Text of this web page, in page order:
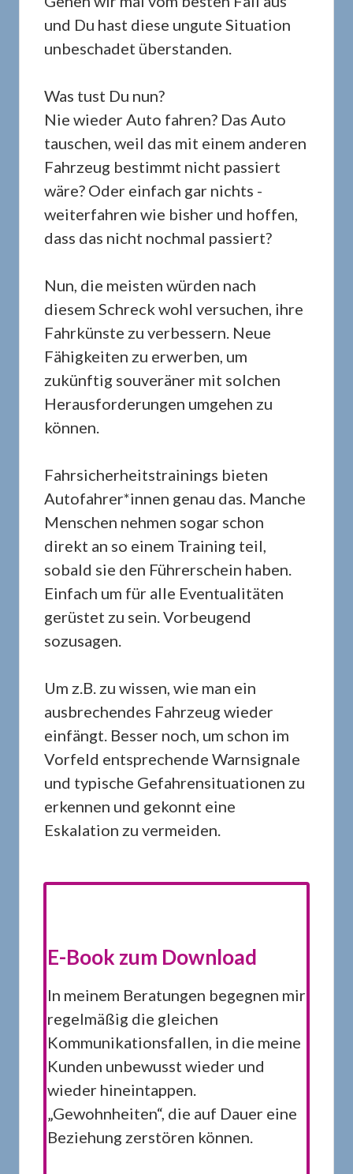
und Du hast diese ungute Situation
unbeschadet überstanden.
Was tust Du nun?
Nie wieder Auto fahren? Das Auto
tauschen, weil das mit einem anderen
Fahrzeug bestimmt nicht passiert
wäre? Oder einfach gar nichts -
weiterfahren wie bisher und hoffen,
dass das nicht nochmal passiert?
Nun, die meisten würden nach
diesem Schreck wohl versuchen, ihre
Fahrkünste zu verbessern. Neue
Fähigkeiten zu erwerben, um
zukünftig souveräner mit solchen
Herausforderungen umgehen zu
können.
Fahrsicherheitstrainings bieten
Autofahrer*innen genau das. Manche
Menschen nehmen sogar schon
direkt an so einem Training teil,
sobald sie den Führerschein haben.
Einfach um für alle Eventualitäten
gerüstet zu sein. Vorbeugend
sozusagen.
Um z.B. zu wissen, wie man ein
ausbrechendes Fahrzeug wieder
einfängt. Besser noch, um schon im
Vorfeld entsprechende Warnsignale
und typische Gefahrensituationen zu
erkennen und gekonnt eine
Eskalation zu vermeiden.
E-Book zum Download
In meinem Beratungen begegnen mir
regelmäßig die gleichen
Kommunikationsfallen, in die meine
Kunden unbewusst wieder und
wieder hineintappen.
„Gewohnheiten“, die auf Dauer eine
Beziehung zerstören können.